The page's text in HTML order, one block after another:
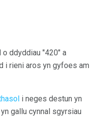
ddyddiau "420" a
i rieni aros yn gyfoes am
i neges destun yn
gallu cynnal sgyrsiau